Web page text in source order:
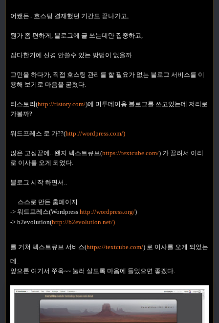
어쨌든.. 호스팅 결재했던 기간도 끝나가고,
뭔가 좀 편하게, 블로그에 글 쓰는데만 집중하고,
잡다한거에 신경 안쓸수 있는 방법이 없을까..
고민을 하다가, 직접 호스팅 관리를 할 필요가 없는 블로그 서비스를 이
용해 보기로 마음을 굳혔다.
티스토리(http://tistory.com/)에 미투데이용 블로그를 쓰고있는데 저리로
가볼까?
워드프레스 로 가??(http://wordpress.com/)
많은 고심끝에.. 왠지 텍스트큐브(https://textcube.com/) 가 끌려서 이리
로 이사를 오게 되었다.
블로그 시작 하면서..
스스로 만든 홈페이지
-> 워드프레스(Wordpress http://wordpress.org/)
-> b2evolution(http://b2evolution.net/)
를 거쳐 텍스트큐브 서비스(https://textcube.com/) 로 이사를 오게 되었는
데..
앞으론 여기서 쭈욱~~ 눌러 살도록 마음에 들었으면 좋겠다.